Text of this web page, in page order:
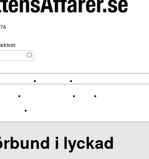
Sport & spel Nyhetsbrev
Affärer I spåren av Corona Arena
TV-nyheter
i lyckad